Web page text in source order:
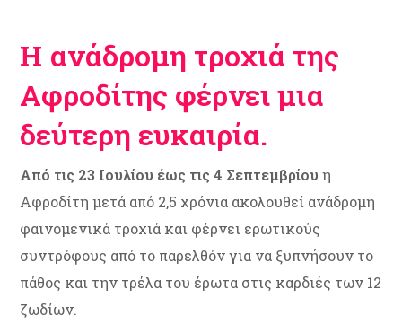
Η ανάδρομη τροχιά της
Αφροδίτης φέρνει μια
δεύτερη ευκαιρία.
Από τις 23 Ιουλίου έως τις 4 Σεπτεμβρίου η
Αφροδίτη μετά από 2,5 χρόνια ακολουθεί ανάδρομη
φαινομενικά τροχιά και φέρνει ερωτικούς
συντρόφους από το παρελθόν για να ξυπνήσουν το
πάθος και την τρέλα του έρωτα στις καρδιές των 12
ζωδίων.